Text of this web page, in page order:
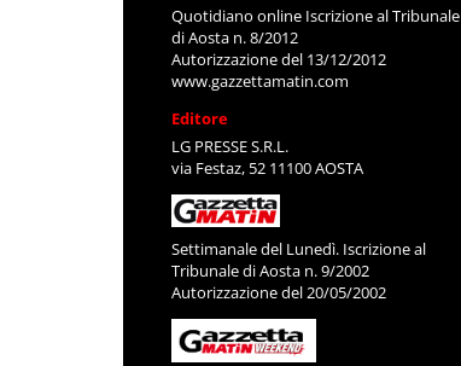
Quotidiano online Iscrizione al Tribunale
di Aosta n. 8/2012
Autorizzazione del 13/12/2012
www.gazzettamatin.com
Editore
LG PRESSE S.R.L.
via Festaz, 52 11100 AOSTA
Settimanale del Lunedì. Iscrizione al
Tribunale di Aosta n. 9/2002
Autorizzazione del 20/05/2002